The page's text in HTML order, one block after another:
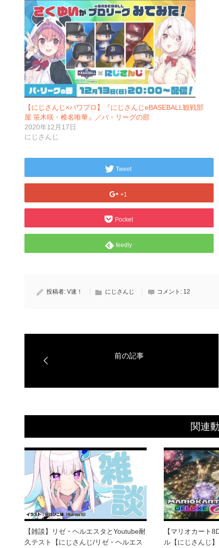
【にじさんじ×パワプロ】『にじさんじeBASEBALL観戦部
屋 笹木咲・椎名唯華』／パ・リーグの部
2020年12月17日
にじさんじ
Tweet
+1
Pocket
feedly
投稿者: V速！ にじさんじ コメント: 12
関連
【雑談】リゼ・ヘルエスタとYoutube耐
久テスト【にじさんじ/リゼ・ヘルエス
【マリオカート
ル【にじさんじ】